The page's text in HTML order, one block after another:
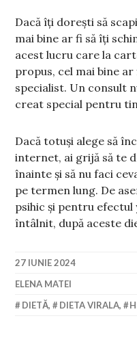
Dacă îți dorești să
mai bine ar fi să îți
acest lucru care la
propus, cel mai bine
specialist. Un consult
creat special pentru
Dacă totuși alege să
internet, ai grijă să te
înainte și să nu faci
pe termen lung. De
psihic și pentru
întâlnit, după aceste
27 IUNIE 2024
ELENA MATEI
DIETĂ, DIETA VIRALA,